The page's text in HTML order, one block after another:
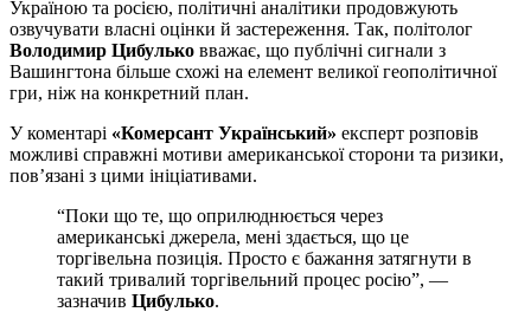
Україною та росією, політичні аналітики продовжують
озвучувати власні оцінки й застереження. Так, політолог
Володимир Цибулько вважає, що публічні сигнали з
Вашингтона більше схожі на елемент великої геополітичної
гри, ніж на конкретний план.
У коментарі «Комерсант Український» експерт розповів
можливі справжні мотиви американської сторони та ризики,
пов’язані з цими ініціативами.
“Поки що те, що оприлюднюється через
американські джерела, мені здається, що це
торгівельна позиція. Просто є бажання затягнути в
такий тривалий торгівельний процес росію”, —
зазначив Цибулько.